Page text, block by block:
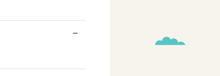
−